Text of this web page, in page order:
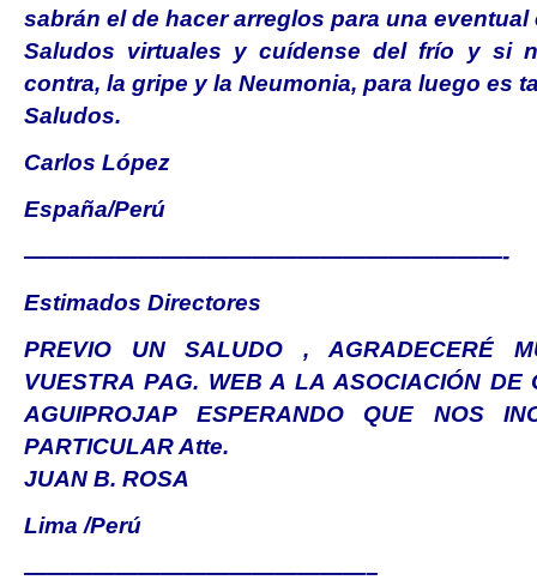
sabrán el de hacer arreglos para una eventual
Saludos virtuales y cuídense del frío y si
contra, la gripe y la Neumonia, para luego es
Saludos.
Carlos López
España/Perú
—————————————————————-
Estimados Directores
PREVIO UN SALUDO , AGRADECERÉ
VUESTRA PAG. WEB A LA ASOCIACIÓN DE
AGUIPROJAP ESPERANDO QUE NOS
PARTICULAR Atte.
JUAN B. ROSA
Lima /Perú
———————————————–